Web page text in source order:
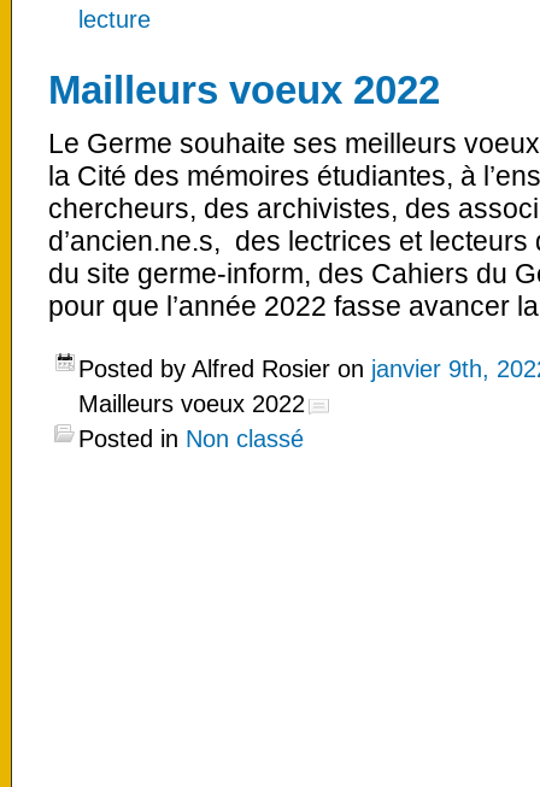
lecture
Mailleurs voeux 2022
Le Germe souhaite ses meilleurs
la Cité des mémoires étudiantes, à
chercheurs, des archivistes, des
d’ancien.ne.s, des lectrices et
du site germe-inform, des Cahiers du
pour que l’année 2022 fasse avancer
Posted by Alfred Rosier on janvier 9th,
Mailleurs voeux 2022
Posted in Non classé